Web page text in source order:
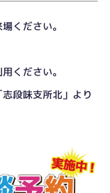
ください。
ください。
段味支所北」より